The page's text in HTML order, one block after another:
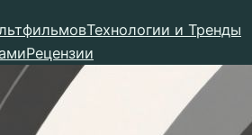
Технологии и Тренды
Рецензии